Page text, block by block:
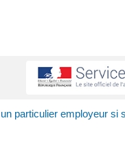
particulier employeur si